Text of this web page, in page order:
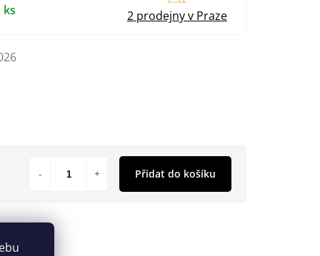
Přidat do košíku
ks 2 prodejny v Praze